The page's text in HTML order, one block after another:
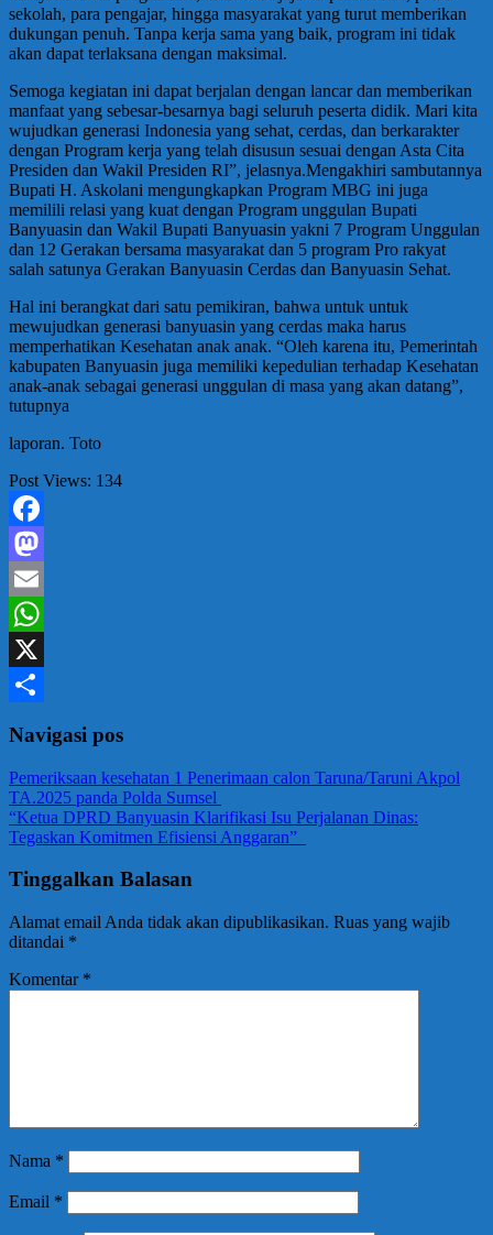
sekolah, para pengajar, hingga masyarakat yang turut memberikan
dukungan penuh. Tanpa kerja sama yang baik, program ini tidak
akan dapat terlaksana dengan maksimal.
Semoga kegiatan ini dapat berjalan dengan lancar dan memberikan
manfaat yang sebesar-besarnya bagi seluruh peserta didik. Mari kita
wujudkan generasi Indonesia yang sehat, cerdas, dan berkarakter
dengan Program kerja yang telah disusun sesuai dengan Asta Cita
Presiden dan Wakil Presiden RI”, jelasnya.Mengakhiri sambutannya
Bupati H. Askolani mengungkapkan Program MBG ini juga
memilili relasi yang kuat dengan Program unggulan Bupati
Banyuasin dan Wakil Bupati Banyuasin yakni 7 Program Unggulan
dan 12 Gerakan bersama masyarakat dan 5 program Pro rakyat
salah satunya Gerakan Banyuasin Cerdas dan Banyuasin Sehat.
Hal ini berangkat dari satu pemikiran, bahwa untuk untuk
mewujudkan generasi banyuasin yang cerdas maka harus
memperhatikan Kesehatan anak anak. “Oleh karena itu, Pemerintah
kabupaten Banyuasin juga memiliki kepedulian terhadap Kesehatan
anak-anak sebagai generasi unggulan di masa yang akan datang”,
tutupnya
laporan. Toto
Post Views: 134
Facebook
Mastodon
Email
WhatsApp
X
Navigasi pos
Pemeriksaan kesehatan 1 Penerimaan calon Taruna/Taruni Akpol
TA.2025 panda Polda Sumsel
“Ketua DPRD Banyuasin Klarifikasi Isu Perjalanan Dinas:
Tegaskan Komitmen Efisiensi Anggaran”
Tinggalkan Balasan
Alamat email Anda tidak akan dipublikasikan. Ruas yang wajib
ditandai *
Komentar *
Nama *
Email *